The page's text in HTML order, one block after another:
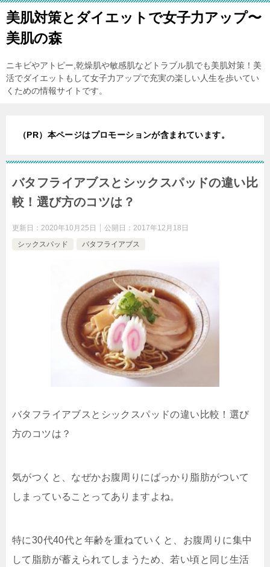
美肌対策とダイエットで女子力アップ〜
美肌の森
ニキビやアトピー,乾燥肌や敏感肌などトラブル肌でも美肌対策！美
活でダイエットもして女子力アップで充実の楽しい人生を歩いてい
くための情報サイトです。
（PR）本ページはプロモーションが含まれています。
バタフライアブスとシックスパッドの違い比
較！選び方のコツは？
更新日： 2020年10月25日 公開日： 2017年12月18日
シックスパッド
バタフライアブス
バタフライアブスとシックスパッドの違い比較！選び
方のコツは？
気がつくと、なぜかお腹周りにばっかり脂肪がついて
しまっていることってありますよね。
特に30代40代と年齢を重ねていくと、お腹周りに集中
して脂肪が蓄えられてしまうため、若い頃と同じ生活